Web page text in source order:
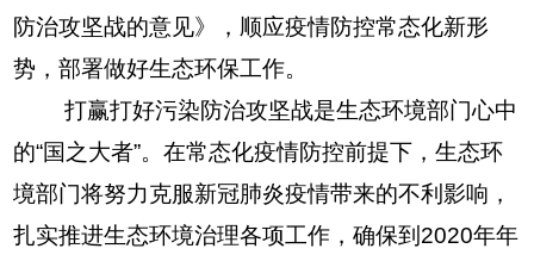
防治攻坚战的意见》，顺应疫情防控常态化新形
势，部署做好生态环保工作。
打赢打好污染防治攻坚战是生态环境部门心中
的“国之大者”。在常态化疫情防控前提下，生态环
境部门将努力克服新冠肺炎疫情带来的不利影响，
扎实推进生态环境治理各项工作，确保到2020年年